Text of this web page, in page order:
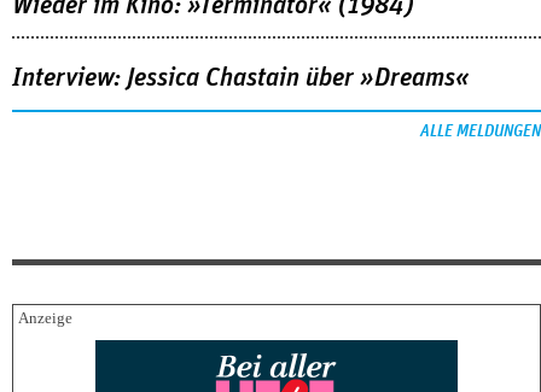
Wieder im Kino: »Terminator« (1984)
Interview: Jessica Chastain über »Dreams«
ALLE MELDUNGEN